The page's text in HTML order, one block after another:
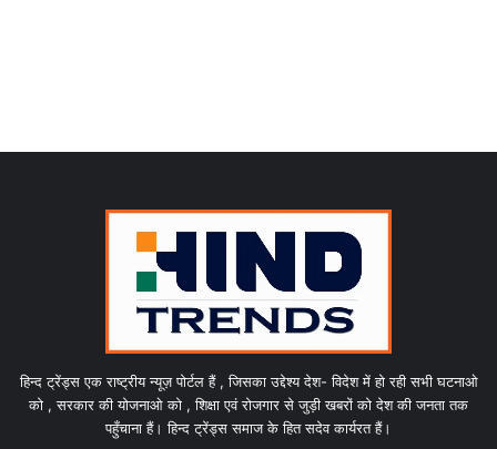
हिन्द ट्रेंड्स एक राष्ट्रीय न्यूज़ पोर्टल हैं , जिसका उद्देश्य देश- विदेश में हो रही सभी घटनाओ
को , सरकार की योजनाओ को , शिक्षा एवं रोजगार से जुड़ी खबरों को देश की जनता तक
पहुँचाना हैं। हिन्द ट्रेंड्स समाज के हित सदेव कार्यरत हैं।